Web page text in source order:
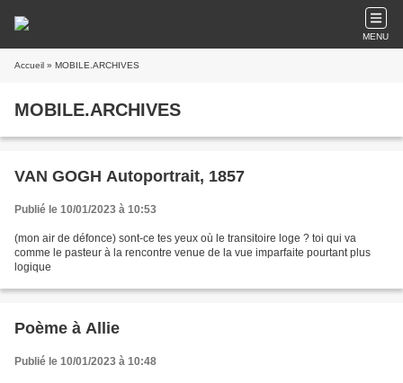
MENU
Accueil » MOBILE.ARCHIVES
MOBILE.ARCHIVES
VAN GOGH Autoportrait, 1857
Publié le 10/01/2023 à 10:53
(mon air de défonce) sont-ce tes yeux où le transitoire loge ? toi qui va
comme le pasteur à la rencontre venue de la vue imparfaite pourtant plus
logique
Poème à Allie
Publié le 10/01/2023 à 10:48